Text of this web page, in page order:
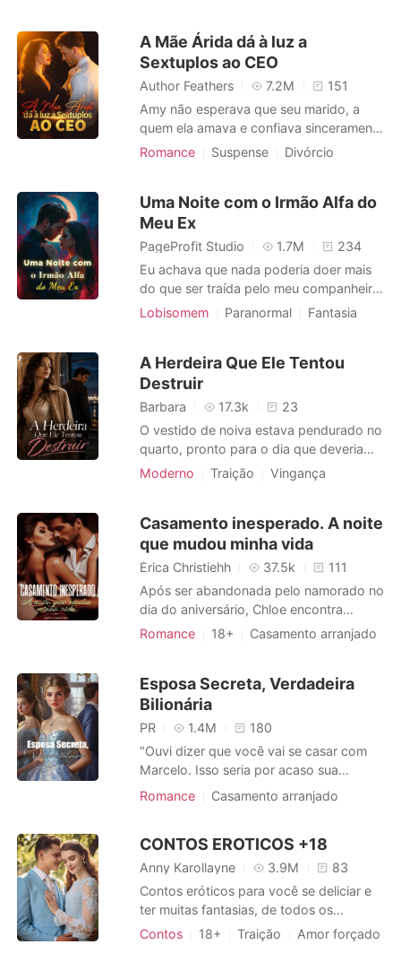
desvencilhar e fugir pela janela. Em
busca de ajuda, ela segurou o vestido
rasgado enquanto corria pelas ruas
CEO
Máfia
Encantadora
Paixão / Erótica
Arrogante / Dominante
A Mãe Árida dá à luz a
Sextuplos ao CEO
Author Feathers 7.2M
151
Amy não esperava que seu marido, a
quem ela amava e confiava sinceramente
por muitos anos, a estivesse traindo
secretária zombaram dela e a
ridicularizaram, a chamaram de estéril na
cara, afinal, ela não concebeu nos
Romance Suspense
Divórcio
Uma Noite com o Irmão Alfa do
Meu Ex
PageProfit Studio 1.7M
234
Eu achava que nada poderia doer mais
do que ser traída pelo meu companheiro.
até descobrir que ele se casou com a
encontro impossível de esquecer com o
único lobo que eu jamais deveria tocar: o
Alfa frio, perigoso e irresistí
Lobisomem Paranormal
Fantasia
A Herdeira Que Ele Tentou
Destruir
Barbara 17.3k
23
O vestido de noiva estava pendurado no
quarto, pronto para o dia que deveria
ser o mais feliz da minha vida após dez
amor, recebi apenas uma mensagem de
texto simples e fria dele. "Haylee precisa
de mim." Horas depois de
Moderno Traição
Vingança
Casamento inesperado. A noite
que mudou minha vida
Érica Christiehh 37.5k
111
Após ser abandonada pelo namorado no
dia do aniversário, Chloe encontra
consolo nos braços da última pessoa
impulsiva muda o destino de todos.
Quando Megan foge e a família rejeita
Chloe, ela é empurrada para o papel de
Romance 18+
Casamento arranjado
Arrogante / Dominante
Esposa Secreta, Verdadeira
Bilionária
PR 1.4M
180
"Ouvi dizer que você vai se casar com
Marcelo. Isso seria por acaso sua
vingança contra mim? É muito risível,
Renee. Aquele homem mal consegue
namorado traidor, todos pensavam que
Renee iria viver no puro inferno após se
casar com um homem cruel e
incapacitado
Romance Casamento arranjado
CONTOS EROTICOS +18
Anny Karollayne 3.9M
83
Contos eróticos para você se deliciar e
ter muitas fantasias, de todos os
gêneros, ideal para ler quando estiver
Contos 18+ Traição
Amor forçado